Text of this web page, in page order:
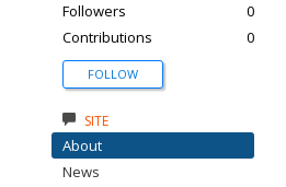
Followers
0
Contributions
0
FOLLOW
SITE
About
News